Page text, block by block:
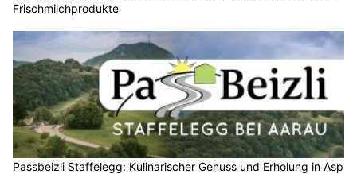
Frischmilchprodukte
Passbeizli Staffelegg: Kulinarischer Genuss und Erholung in Asp